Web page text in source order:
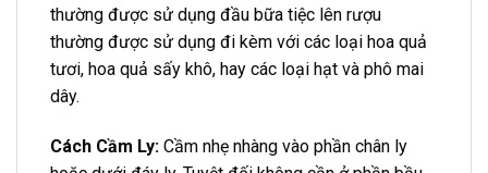
thường được sử dụng đầu bữa tiệc lên rượu
thường được sử dụng đi kèm với các loại hoa quả
tươi, hoa quả sấy khô, hay các loại hạt và phô mai
dây.
Cách Cầm Ly: Cầm nhẹ nhàng vào phần chân ly